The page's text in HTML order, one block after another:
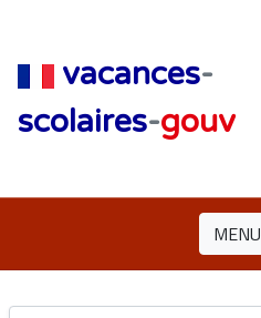
vacances-
scolaires-gouv
MENU